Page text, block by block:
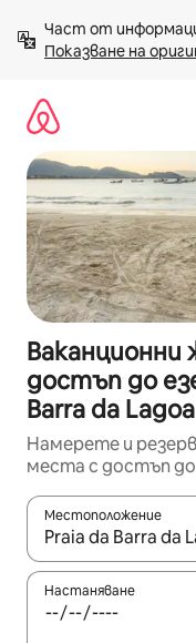
към
съдържанието
Показване на
Ваканционни
достъп до
Barra da Lagoa
Намерете и
места с достъп
Местоположение
Когато
Настаняване